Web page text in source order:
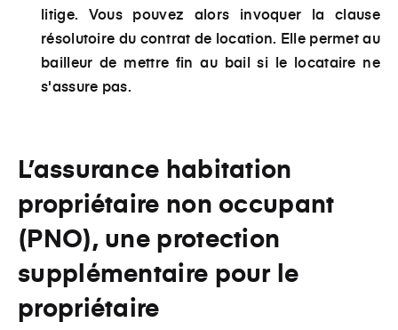
litige. Vous pouvez alors invoquer la clause
résolutoire du contrat de location. Elle permet au
bailleur de mettre fin au bail si le locataire ne
s'assure pas.
L’assurance habitation
propriétaire non occupant
(PNO), une protection
supplémentaire pour le
propriétaire